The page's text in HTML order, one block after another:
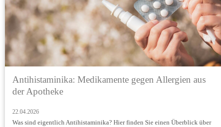
Antihistaminika: Medikamente gegen Allergien aus
der Apotheke
22.04.2026
Was sind eigentlich Antihistaminika? Hier finden Sie einen Überblick über